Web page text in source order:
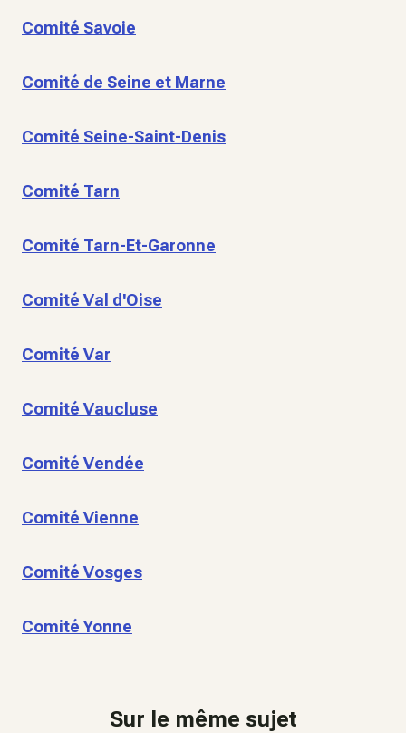
Comité Savoie
Comité de Seine et Marne
Comité Seine-Saint-Denis
Comité Tarn
Comité Tarn-Et-Garonne
Comité Val d'Oise
Comité Var
Comité Vaucluse
Comité Vendée
Comité Vienne
Comité Vosges
Comité Yonne
Sur le même sujet